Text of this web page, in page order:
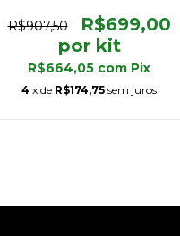
R$907,50 R$699,00
R$664,05 com Pix
4 x de R$174,75 sem juros